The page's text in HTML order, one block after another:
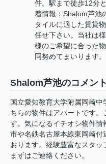
件。駅まで徒歩12分
着情報：Shalom芦池
タイルに適した賃貸
任せ下さい。当社は
様のご希望に合った
同努めてまいります。
Shalom芦池のコメン
国立愛知教育大学附属岡崎
ちらの物件はアパートです
す。気になるイチオシ物件
市や名鉄名古屋本線東岡崎
おります。経験豊富なスタッ
まずはご連絡ください。